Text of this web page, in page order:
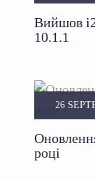
Вийшов i2
10.1.1
році
26